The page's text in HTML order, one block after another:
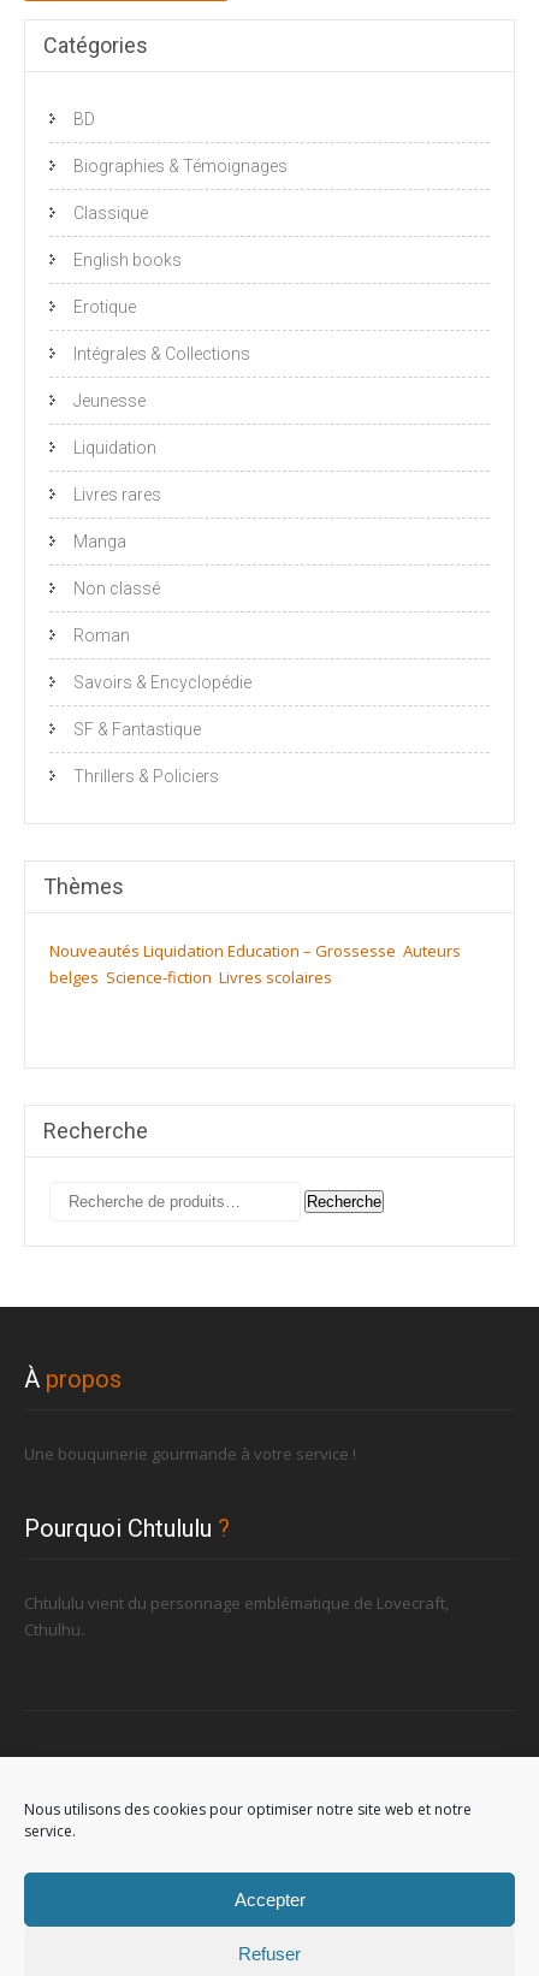
Nous utilisons des cookies pour optimiser notre site web et notre
service.
Accepter
Refuser
Catégories
BD
Biographies & Témoignages
Classique
English books
Erotique
Intégrales & Collections
Jeunesse
Liquidation
Livres rares
Manga
Non classé
Roman
Savoirs & Encyclopédie
SF & Fantastique
Thrillers & Policiers
Thèmes
Nouveautés Liquidation Education – Grossesse Auteurs
belges Science-fiction Livres scolaires
Recherche
Recherche
Recherche
À propos
Une bouquinerie gourmande à votre service !
Pourquoi Chtululu ?
Chtululu vient du personnage emblématique de Lovecraft,
Cthulhu.